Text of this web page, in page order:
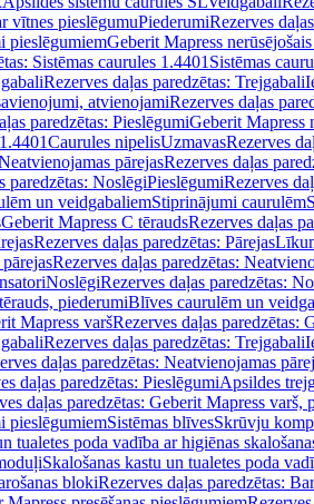
vītnes pieslēgumuPiederumiRezerves
pieslēgumiemGeberit Mapress
Sistēmas caurules 1.4401 Sistēmas
Rezerves daļas paredzētas: Trejgabali
atvienojamiRezerves daļas
paredzētas: PieslēgumiGeberit Mapress
Caurules nipelisUzmavasRezerves
pārejasRezerves daļas
paredzētas: NoslēgiPieslēgumiRezerves
un veidgabaliemStiprinājumi caurulēm
Geberit Mapress C tēraudsRezerves daļas
Rezerves daļas paredzētas: Pārejas
Rezerves daļas paredzētas:
NoslēgiRezerves daļas paredzētas:
piederumiBlīves caurulēm un
Mapress varšRezerves daļas paredzētas:
Rezerves daļas paredzētas: Trejgabali
daļas paredzētas: Neatvienojamas
daļas paredzētas: PieslēgumiApsildes
daļas paredzētas: Geberit Mapress varš,
pieslēgumiemSistēmas blīvesSkrūvju
tualetes poda vadība ar higiēnas
Skalošanas kastu un tualetes poda
blokiRezerves daļas paredzētas: